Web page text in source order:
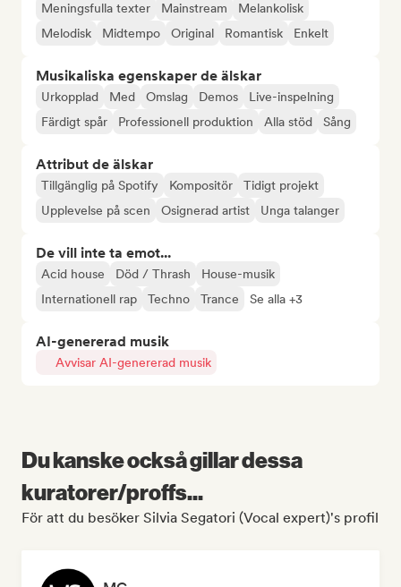
Meningsfulla texter
Mainstream
Melankolisk
Melodisk
Midtempo Original Romantisk Enkelt
Musikaliska egenskaper de älskar
Urkopplad Med Omslag Demos
Live-inspelning
Färdigt spår
Professionell produktion Alla stöd Sång
Attribut de älskar
Tillgänglig på Spotify Kompositör
Tidigt projekt
Upplevelse på scen
Osignerad artist Unga talanger
De vill inte ta emot...
Acid house Död / Thrash
House-musik
Internationell rap
Techno Trance Se alla +3
AI-genererad musik
Avvisar AI-genererad musik
Du kanske också gillar dessa
kuratorer/proffs...
För att du besöker Silvia Segatori (Vocal expert)'s profil